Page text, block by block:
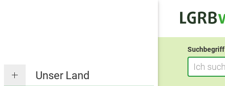
Unser Land
Suchbegriff